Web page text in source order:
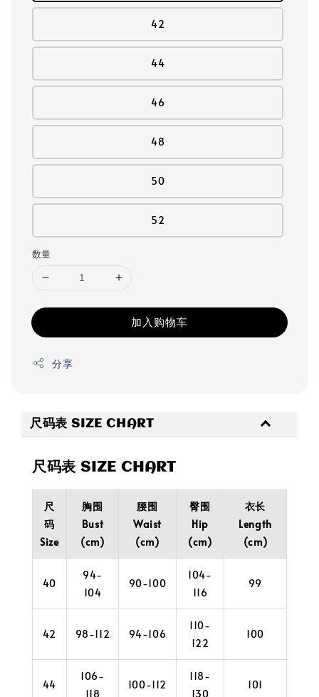
42
44
46
48
50
52
数量
加入购物车
分享
尺码表 SIZE CHART
尺码表 SIZE CHART
尺
码
Size
胸围
Bust
(cm)
腰围
Waist
(cm)
臀围
Hip
(cm)
衣长
Length
(cm)
40
94-
104
90-100
104-
116
99
42 98-112 94-106
110-
122
100
44
106-
118
100-112
118-
130
101